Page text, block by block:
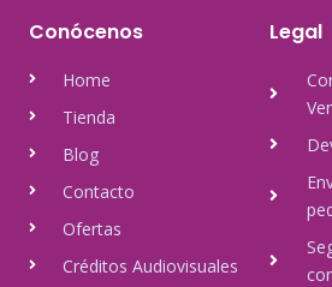
Conócenos
Home
Tienda
Blog
Contacto
Ofertas
Créditos Audiovisuales
Legal